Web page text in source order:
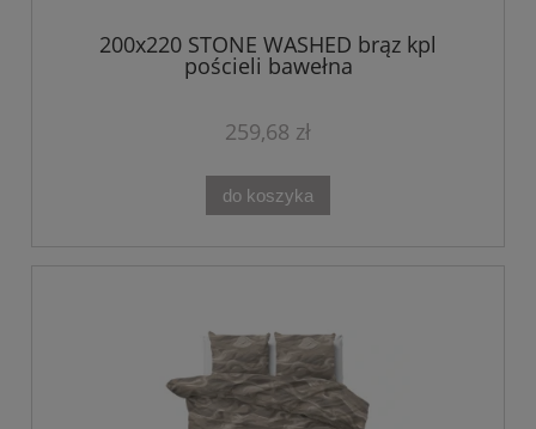
200x220 STONE WASHED brąz kpl
pościeli bawełna
259,68 zł
do koszyka